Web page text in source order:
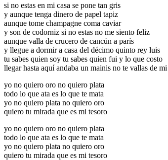
si no estas en mi casa se pone tan gris
y aunque tenga dinero de papel tapiz
aunque tome champagne coma caviar
y son de codorniz si no estas no me siento feliz
aunque valla de crucero de cancún a parís
y llegue a dormir a casa del décimo quinto rey luis
tu sabes quien soy tu sabes quien fui y lo que costo
llegar hasta aquí andaba un mainis no te vallas de mi
yo no quiero oro no quiero plata
todo lo que ata es lo que te mata
yo no quiero plata no quiero oro
quiero tu mirada que es mi tesoro
yo no quiero oro no quiero plata
todo lo que ata es lo que te mata
yo no quiero plata no quiero oro
quiero tu mirada que es mi tesoro